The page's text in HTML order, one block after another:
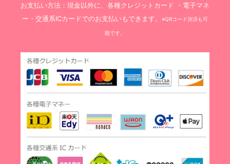
お支払い方法：現金以外に、各種クレジットカード ・電子マネ
ー・交通系ICカードでのお支払いもできます。
※QRコード決済も可
能です。